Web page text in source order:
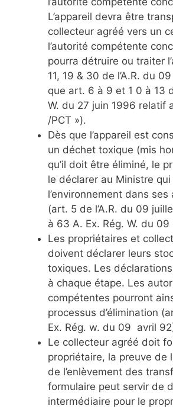
L’appareil devra être
collecteur agréé vers un
l’autorité compétente
pourra détruire ou traiter
11, 19 & 30 de l’A.R. du
que art. 6 à 9 et 1 0 à 13
W. du 27 juin 1996 relatif
/PCT »).
Dès que l’appareil est
un déchet toxique (mis
qu’il doit être éliminé, le
le déclarer au Ministre qui
l’environnement dans
(art. 5 de l’A.R. du 09
à 63 A. Ex. Rég. W. du 09
Les propriétaires et
doivent déclarer leurs
toxiques. Les
à chaque étape. Les
compétentes pourront
processus d’élimination
Ex. Rég. w. du 09 avril
Le collecteur agréé doit
propriétaire, la preuve de
de l’enlèvement des
formulaire peut servir de
intermédiaire pour le